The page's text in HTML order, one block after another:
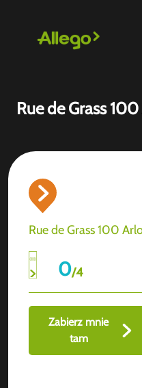
Rue de Grass
Rue de Grass 100
0/4
Zabierz mnie
tam